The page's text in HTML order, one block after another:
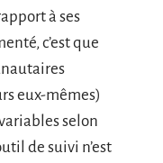
à ses
c’est que
eux-mêmes)
selon
de suivi n’est